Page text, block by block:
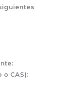
o CAS):